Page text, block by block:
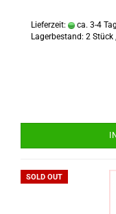
Lieferzeit: ca. 3-4
Lagerbestand: 2
SOLD OUT